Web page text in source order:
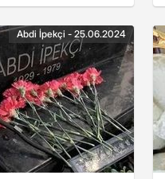
Abdi İpekçi - 25.06.2024